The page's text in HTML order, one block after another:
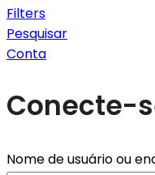
Filters
Pesquisar
Conta
Conecte-
Nome de usuário ou